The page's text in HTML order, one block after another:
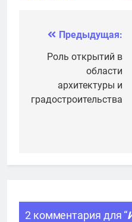
Навигация
записям
Предыдущая:
Роль открытий в
области
архитектуры и
градостроительства
2 комментария для “